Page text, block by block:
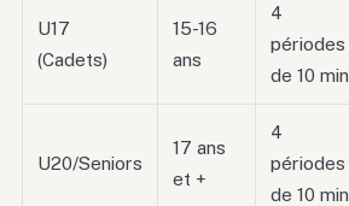
U17
(Cadets)
15-16
ans
4
périodes
de 10 min
U20/Seniors
17 ans
et +
4
périodes
de 10 min